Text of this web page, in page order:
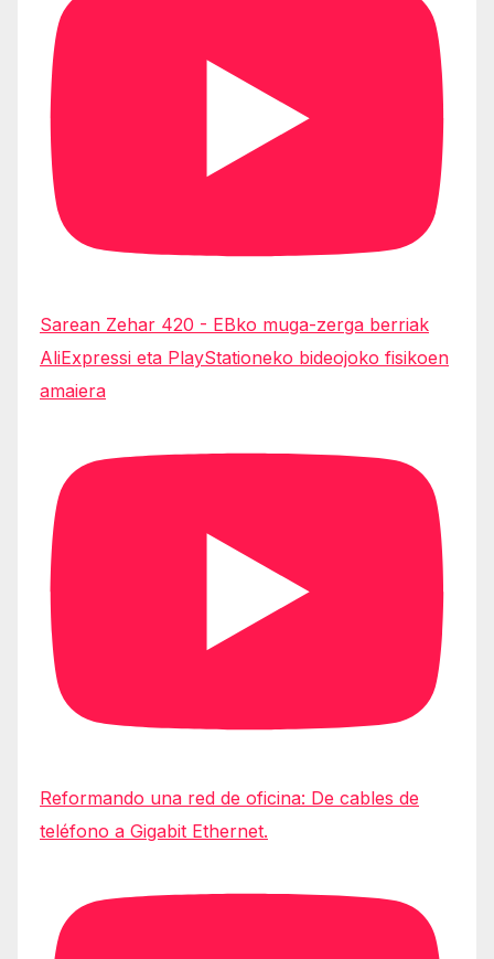
Sarean Zehar 420 - EBko muga-zerga berriak
AliExpressi eta PlayStationeko bideojoko fisikoen
amaiera
Reformando una red de oficina: De cables de
teléfono a Gigabit Ethernet.